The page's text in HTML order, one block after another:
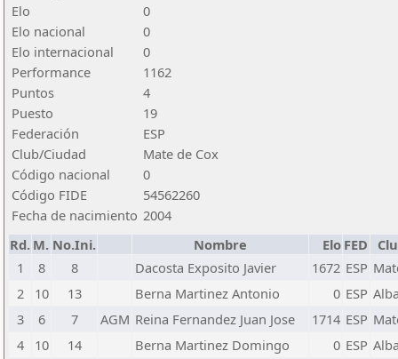
Elo
0
Elo nacional
0
Elo internacional
0
Performance
1162
Puntos
4
Puesto
19
Federación
ESP
Club/Ciudad
Mate de Cox
Código nacional
0
Código FIDE
54562260
Fecha de nacimiento 2004
Rd. M. No.Ini. Nombre Elo FED
1
8 8 Dacosta Exposito Javier 1672 ESP
2
10 13 Berna Martinez Antonio 0 ESP
3
6 7 AGM Reina Fernandez Juan Jose 1714 ESP
4
10 14 Berna Martinez Domingo 0 ESP